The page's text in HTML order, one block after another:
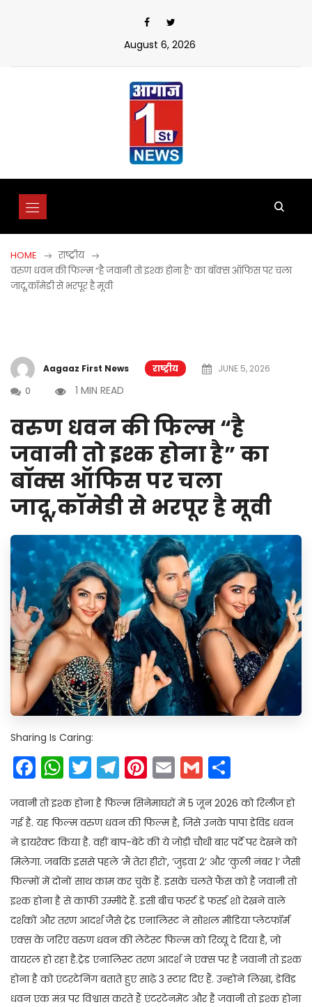
August 6, 2026
HOME
राष्ट्रीय
वरुण धवन की फिल्म “है जवानी तो इश्क होना है” का बॉक्स ऑफिस पर चला
जादू,कॉमेडी से भरपूर है मूवी
Aagaaz First News राष्ट्रीय
JUNE 5, 2026
0
1 MIN READ
वरुण धवन की फिल्म “है
जवानी तो इश्क होना है” का
बॉक्स ऑफिस पर चला
जादू,कॉमेडी से भरपूर है मूवी
Sharing Is Caring:
Facebook
WhatsApp
Twitter
Telegram
Pinterest
EmailGmail
जवानी तो इश्क होना है फिल्म सिनेमाघरों में 5 जून 2026 को रिलीज हो
गई है. यह फिल्म वरुण धवन की फिल्म है, जिसे उनके पापा डेविड धवन
ने डायरेक्ट किया है. वहीं बाप-बेटे की ये जोड़ी चौथी बार पर्दे पर देखने को
मिलेगा. जबकि इससे पहले ‘मैं तेरा हीरो’, ‘जुड़वा 2’ और ‘कुली नंबर 1’ जैसी
फिल्मों में दोनों साथ काम कर चुके हैं. इसके चलते फैंस को है जवानी तो
इश्क होना है से काफी उम्मीदे हैं. इसी बीच फर्स्ट डे फर्स्ड शो देखने वाले
दर्शकों और तरण आदर्श जैसे ट्रेड एनालिस्ट ने सोशल मीडिया प्लेटफॉर्म
एक्स के जरिए वरुण धवन की लेटेस्ट फिल्म को रिव्यू दे दिया है, जो
वायरल हो रहा है.ट्रेड एनालिस्ट तरण आदर्श ने एक्स पर है जवानी तो इश्क
होना है को एंटरटेनिंग बताते हुए साढ़े 3 स्टार दिए हैं. उन्होंने लिखा, डेविड
धवन एक मंत्र पर विश्वास करते हैं एंटरटेनमेंट और है जवानी तो इश्क होना